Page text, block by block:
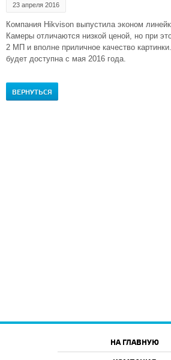
23 апреля 2016
Компания Hikvison выпустила эконом
Камеры отличаются низкой ценой, но при
2 МП и вполне приличное качество
будет доступна с мая 2016 года.
ВЕРНУТЬСЯ
НА ГЛАВНУЮ